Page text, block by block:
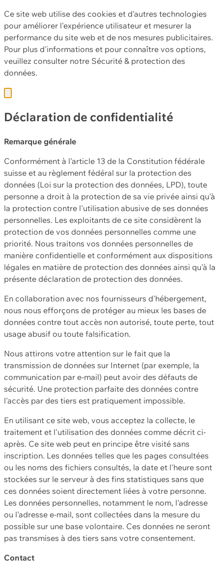
Ce site web utilise des cookies et d'autres technologies
pour améliorer l'expérience utilisateur et mesurer la
performance du site web et de nos mesures publicitaires.
Pour plus d'informations et pour connaître vos options,
veuillez consulter notre Sécurité & protection des
données.
Déclaration de confidentialité
Remarque générale
Conformément à l'article 13 de la Constitution fédérale
suisse et au règlement fédéral sur la protection des
données (Loi sur la protection des données, LPD), toute
personne a droit à la protection de sa vie privée ainsi qu'à
la protection contre l'utilisation abusive de ses données
personnelles. Les exploitants de ce site considèrent la
protection de vos données personnelles comme une
priorité. Nous traitons vos données personnelles de
manière confidentielle et conformément aux dispositions
légales en matière de protection des données ainsi qu'à la
présente déclaration de protection des données.
En collaboration avec nos fournisseurs d'hébergement,
nous nous efforçons de protéger au mieux les bases de
données contre tout accès non autorisé, toute perte, tout
usage abusif ou toute falsification.
Nous attirons votre attention sur le fait que la
transmission de données sur Internet (par exemple, la
communication par e-mail) peut avoir des défauts de
sécurité. Une protection parfaite des données contre
l'accès par des tiers est pratiquement impossible.
En utilisant ce site web, vous acceptez la collecte, le
traitement et l'utilisation des données comme décrit ci-
après. Ce site web peut en principe être visité sans
inscription. Les données telles que les pages consultées
ou les noms des fichiers consultés, la date et l'heure sont
stockées sur le serveur à des fins statistiques sans que
ces données soient directement liées à votre personne.
Les données personnelles, notamment le nom, l'adresse
ou l'adresse e-mail, sont collectées dans la mesure du
possible sur une base volontaire. Ces données ne seront
pas transmises à des tiers sans votre consentement.
Contact